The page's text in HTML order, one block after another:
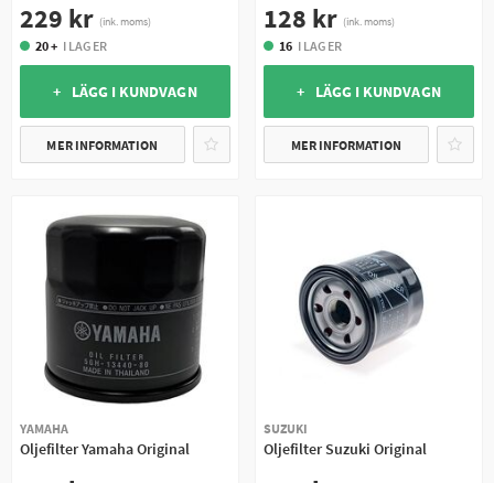
229 kr (ink. moms)
20 + I LAGER
+ LÄGG I KUNDVAGN
MER INFORMATION
128 kr (ink. moms)
16 I LAGER
+ LÄGG I KUNDVAGN
MER INFORMATION
YAMAHA
Oljefilter Yamaha Original
SUZUKI
Oljefilter Suzuki Original